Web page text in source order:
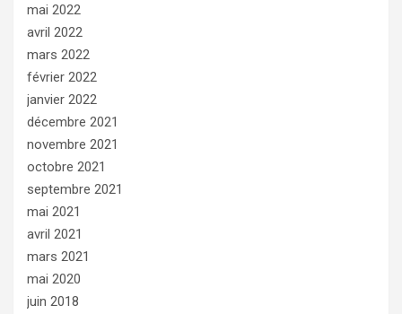
mai 2022
avril 2022
mars 2022
février 2022
janvier 2022
décembre 2021
novembre 2021
octobre 2021
septembre 2021
mai 2021
avril 2021
mars 2021
mai 2020
juin 2018